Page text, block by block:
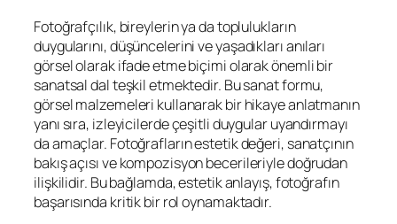
Fotoğrafçılık, bireylerin ya da toplulukların
duygularını, düşüncelerini ve yaşadıkları anıları
görsel olarak ifade etme biçimi olarak önemli bir
sanatsal dal teşkil etmektedir. Bu sanat formu,
görsel malzemeleri kullanarak bir hikaye anlatmanın
yanı sıra, izleyicilerde çeşitli duygular uyandırmayı
da amaçlar. Fotoğrafların estetik değeri, sanatçının
bakış açısı ve kompozisyon becerileriyle doğrudan
ilişkilidir. Bu bağlamda, estetik anlayış, fotoğrafın
başarısında kritik bir rol oynamaktadır.